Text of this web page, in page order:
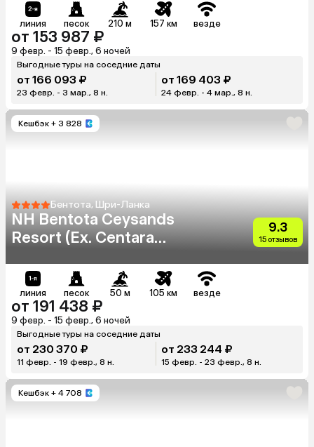
линия песок 210 м 157 км везде
от 153 987 ₽
9 февр. - 15 февр., 6 ночей
Выгодные туры на соседние даты
от 166 093 ₽
23 февр. - 3 мар., 8 н.
от 169 403 ₽
24 февр. - 4 мар., 8 н.
Кешбэк + 3 828
Бентота, Шри-Ланка
NH Bentota Ceysands
Resort (Ex. Centara
9.3
15 отзывов
линия песок 50 м 105 км везде
от 191 438 ₽
9 февр. - 15 февр., 6 ночей
Выгодные туры на соседние даты
от 230 370 ₽
11 февр. - 19 февр., 8 н.
от 233 244 ₽
15 февр. - 23 февр., 8 н.
Кешбэк + 4 708